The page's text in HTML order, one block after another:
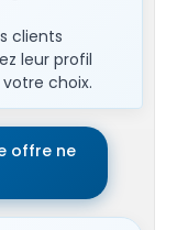
clients
leur profil
choix.
offre ne